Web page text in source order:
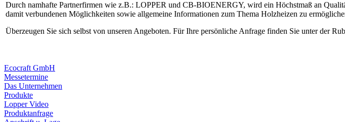
Durch namhafte Partnerfirmen wie z.B.: LOPPER und CB-BIOENERGY, wird ein Höchstmaß an
damit verbundenen Möglichkeiten sowie allgemeine Informationen zum Thema Holzheizen zu
Überzeugen Sie sich selbst von unseren Angeboten. Für Ihre persönliche Anfrage finden Sie unter der
Ecocraft GmbH
Messetermine
Das Unternehmen
Produkte
Lopper Video
Produktanfrage